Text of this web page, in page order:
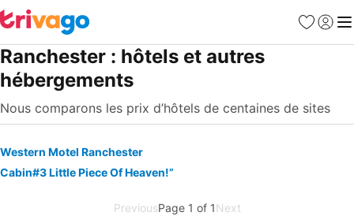
Favoris
Se
Ranchester : hôtels et autres
hébergements
Nous comparons les prix d’hôtels de centaines de sites
Western Motel Ranchester
Cabin#3 Little Piece Of Heaven!”
PreviousPage 1 of 1Next